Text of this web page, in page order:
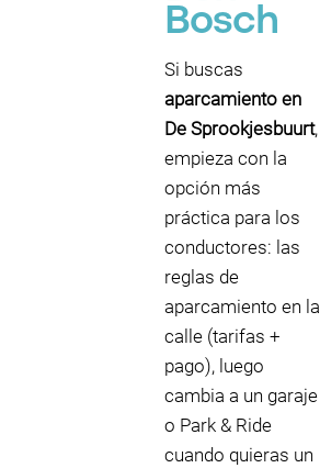
Bosch
Si buscas
aparcamiento en
De Sprookjesbuurt,
empieza con la
opción más
práctica para los
conductores: las
reglas de
aparcamiento en la
calle (tarifas +
pago), luego
cambia a un garaje
o Park & Ride
cuando quieras un